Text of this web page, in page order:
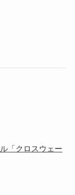
「クロスウェー